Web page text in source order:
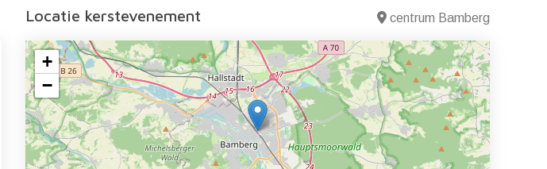
Locatie kerstevenement centrum Bamberg
+
−